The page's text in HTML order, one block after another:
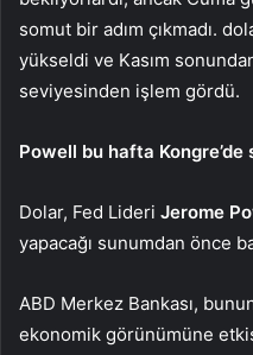
somut bir adım çıkmadı.
yükseldi ve Kasım
seviyesinden işlem gördü.
Powell bu hafta
Dolar, Fed Lideri Jerome
yapacağı sunumdan önce
ABD Merkez Bankası,
ekonomik görünümüne